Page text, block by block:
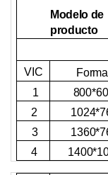
Modelo de
producto
VIC
1
2
3
4